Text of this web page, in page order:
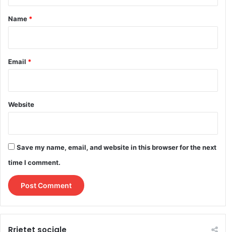
*
Name *
Email *
Website
Save my name, email, and website in this browser for the next
time I comment.